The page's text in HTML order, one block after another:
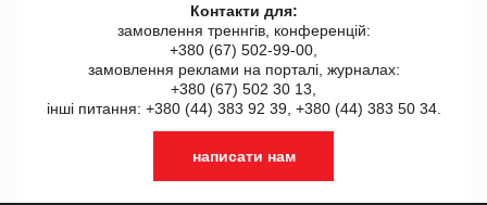
Контакти для:
замовлення треннгів, конференцій:
+380 (67) 502-99-00,
замовлення реклами на порталі, журналах:
+380 (67) 502 30 13,
інші питання: +380 (44) 383 92 39, +380 (44) 383 50 34.
написати нам